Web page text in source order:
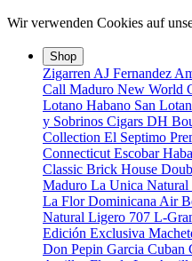
Wir verwenden Cookies auf
Shop
Zigarren AJ Fernandez
Call Maduro New World
Lotano Habano San
y Sobrinos Cigars DH
Collection El Septimo
Connecticut Escobar
Classic Brick House
Maduro La Unica Natural
La Flor Dominicana Air
Natural Ligero 707 L-
Edición Exclusiva
Don Pepin Garcia Cuban